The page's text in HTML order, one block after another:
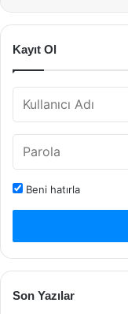
Kayıt Ol
Beni hatırla
Son Yazılar